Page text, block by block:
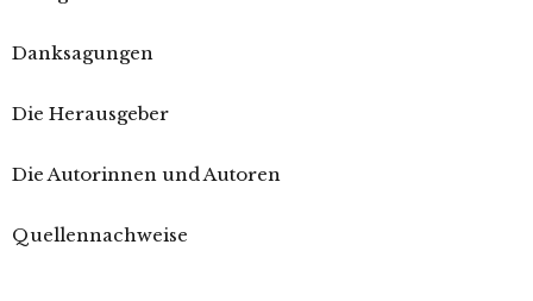
Danksagungen
Die Herausgeber
Die Autorinnen und Autoren
Quellennachweise